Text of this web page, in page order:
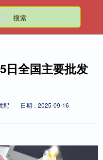
日全国主要批发
配
日期：2025-09-16